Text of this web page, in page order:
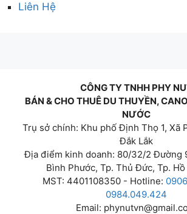
Liên Hệ
CÔNG TY TNHH PHY
BÁN & CHO THUÊ DU THUYỀN,
NƯỚC
Trụ sở chính: Khu phố Định Thọ 1, Xã
Đắk Lắk
Địa điểm kinh doanh: 80/32/2 Đường
Bình Phước, Tp. Thủ Đức, Tp.
MST: 4401108350 - Hotline:
0984.049.424
Email: